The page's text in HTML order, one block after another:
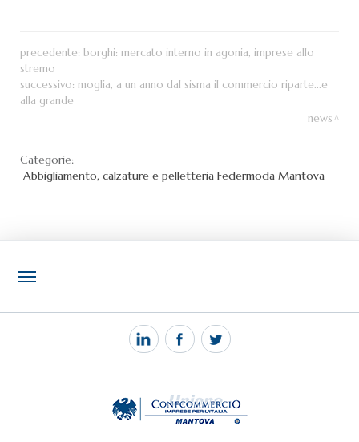
precedente: borghi: mercato interno in agonia, imprese allo
stremo
successivo: moglia, a un anno dal sisma il commercio riparte...e
alla grande
news
Categorie:
Abbigliamento, calzature e pelletteria Federmoda Mantova
NOTIZIE
PEC MANTOVA MAIL